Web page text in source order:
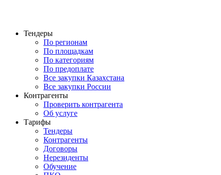
Тендеры
По регионам
По площадкам
По категориям
По предоплате
Все закупки Казахстана
Все закупки России
Контрагенты
Проверить контрагента
Об услуге
Тарифы
Тендеры
Контрагенты
Договоры
Нерезиденты
Обучение